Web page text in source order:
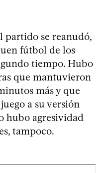
partido se reanudó,
fútbol de los
tiempo. Hubo
que mantuvieron
más y que
a su versión
hubo agresividad
tampoco.